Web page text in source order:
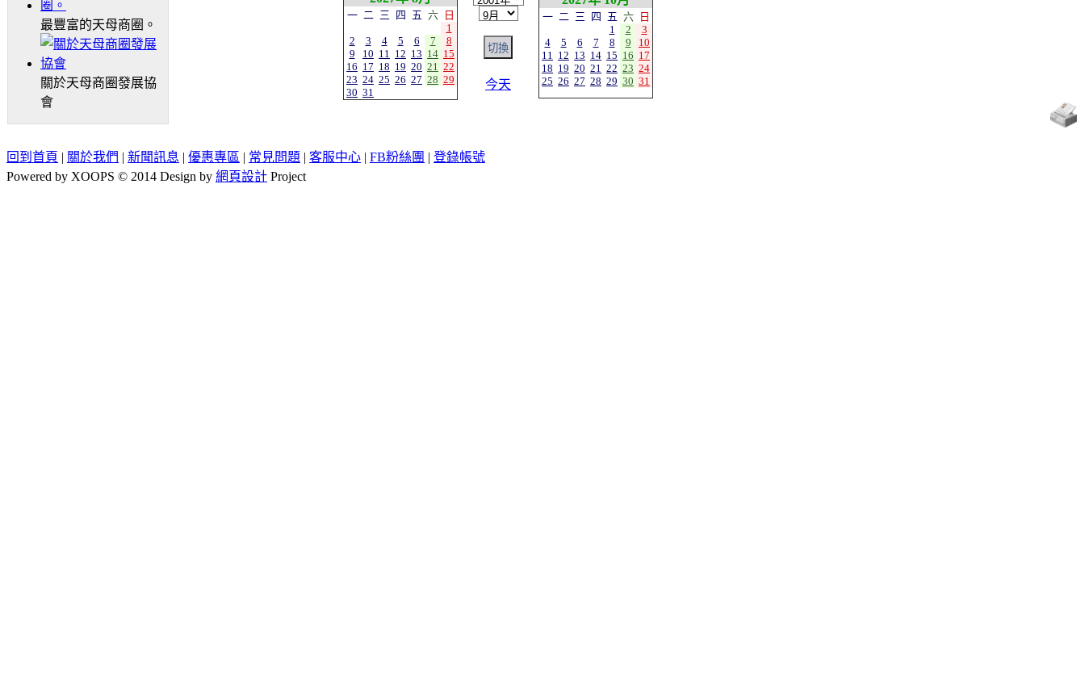
最豐富的天母商圈。
關於天母商圈發展協
會
一 二 三 四 五 六
日
1
2
3 4 5 6 7
8
9
10 11 12 13 14 15
16 17 18 19 20 21 22
23 24 25 26 27 28 29
30 31
今天
一 二 三 四 五 六
日
1
2
3
4
5 6 7 8 9
10
11 12 13 14 15 16 17
18 19 20 21 22 23 24
25 26 27 28 29 30 31
回到首頁 | 關於我們 | 新聞訊息 | 優惠專區 | 常見問題 | 客服中心 | FB粉絲團 | 登錄帳號
Powered by XOOPS © 2014 Design by 網頁設計 Project